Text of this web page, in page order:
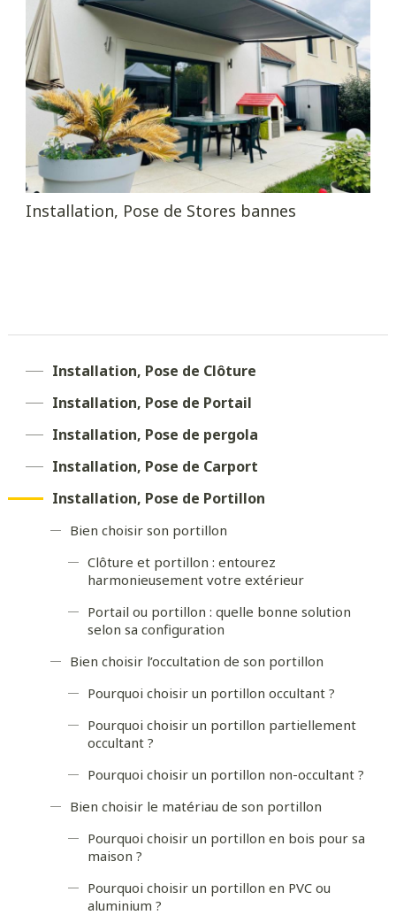
Installation, Pose de Stores bannes
Installation, Pose de Clôture
Installation, Pose de Portail
Installation, Pose de pergola
Installation, Pose de Carport
Installation, Pose de Portillon
Bien choisir son portillon
Clôture et portillon : entourez
harmonieusement votre extérieur
Portail ou portillon : quelle bonne solution
selon sa configuration
Bien choisir l’occultation de son portillon
Pourquoi choisir un portillon occultant ?
Pourquoi choisir un portillon partiellement
occultant ?
Pourquoi choisir un portillon non-occultant ?
Bien choisir le matériau de son portillon
Pourquoi choisir un portillon en bois pour sa
maison ?
Pourquoi choisir un portillon en PVC ou
aluminium ?